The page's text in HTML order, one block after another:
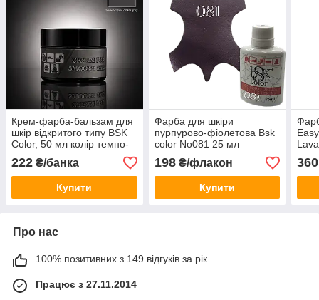
Крем-фарба-бальзам для
шкір відкритого типу BSK
Color, 50 мл колір темно-
сірий
222 ₴/банка
Купити
Фарба для шкіри
пурпурово-фіолетова Вsk
color No081 25 мл
198₴/флакон
Купити
Про нас
100% позитивних з 149 відгуків за рік
Працює з 27.11.2014